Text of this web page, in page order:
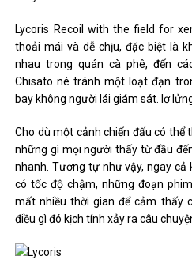
Lycoris Recoil with the field for
thoải mái và dễ chịu, đặc biệt là
nhau trong quán cà phê, đến
Chisato né tránh một loạt đạn
bay không người lái giám sát. lơ
Cho dù một cảnh chiến đấu có thể
những gì mọi người thấy từ đầu
nhanh. Tương tự như vậy, ngay
có tốc độ chậm, những đoạn
mất nhiều thời gian để cảm thấy
điều gì đó kịch tính xảy ra câu